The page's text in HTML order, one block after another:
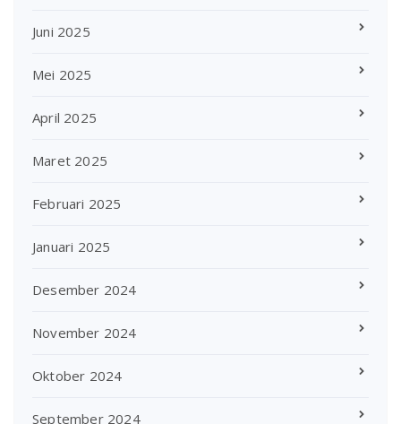
Juni 2025
Mei 2025
April 2025
Maret 2025
Februari 2025
Januari 2025
Desember 2024
November 2024
Oktober 2024
September 2024